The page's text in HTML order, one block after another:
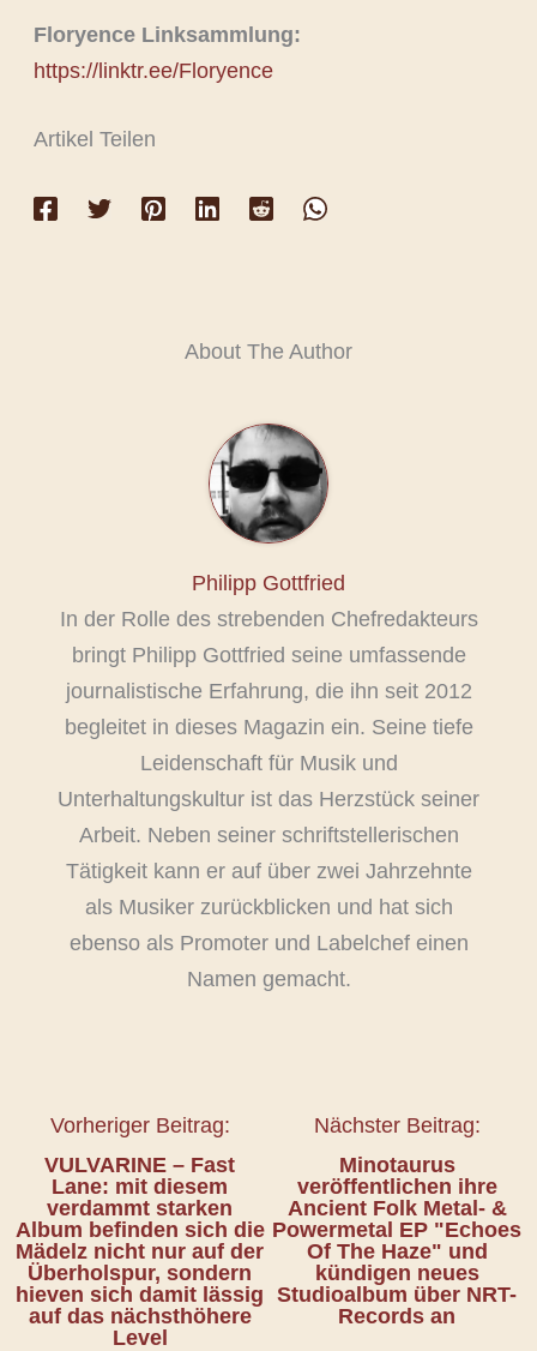
Floryence Linksammlung:
https://linktr.ee/Floryence
Artikel Teilen
About The Author
Philipp Gottfried
In der Rolle des strebenden Chefredakteurs
bringt Philipp Gottfried seine umfassende
journalistische Erfahrung, die ihn seit 2012
begleitet in dieses Magazin ein. Seine tiefe
Leidenschaft für Musik und
Unterhaltungskultur ist das Herzstück seiner
Arbeit. Neben seiner schriftstellerischen
Tätigkeit kann er auf über zwei Jahrzehnte
als Musiker zurückblicken und hat sich
ebenso als Promoter und Labelchef einen
Namen gemacht.
Vorheriger Beitrag:
VULVARINE – Fast
Lane: mit diesem
verdammt starken
Album befinden sich die
Mädelz nicht nur auf der
Überholspur, sondern
hieven sich damit lässig
auf das nächsthöhere
Level
Nächster Beitrag:
Minotaurus
veröffentlichen ihre
Ancient Folk Metal- &
Powermetal EP "Echoes
Of The Haze" und
kündigen neues
Studioalbum über NRT-
Records an